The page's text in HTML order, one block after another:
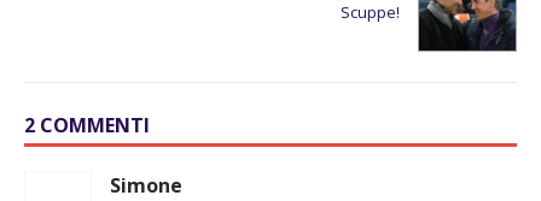
Scuppe!
2 COMMENTI
Simone